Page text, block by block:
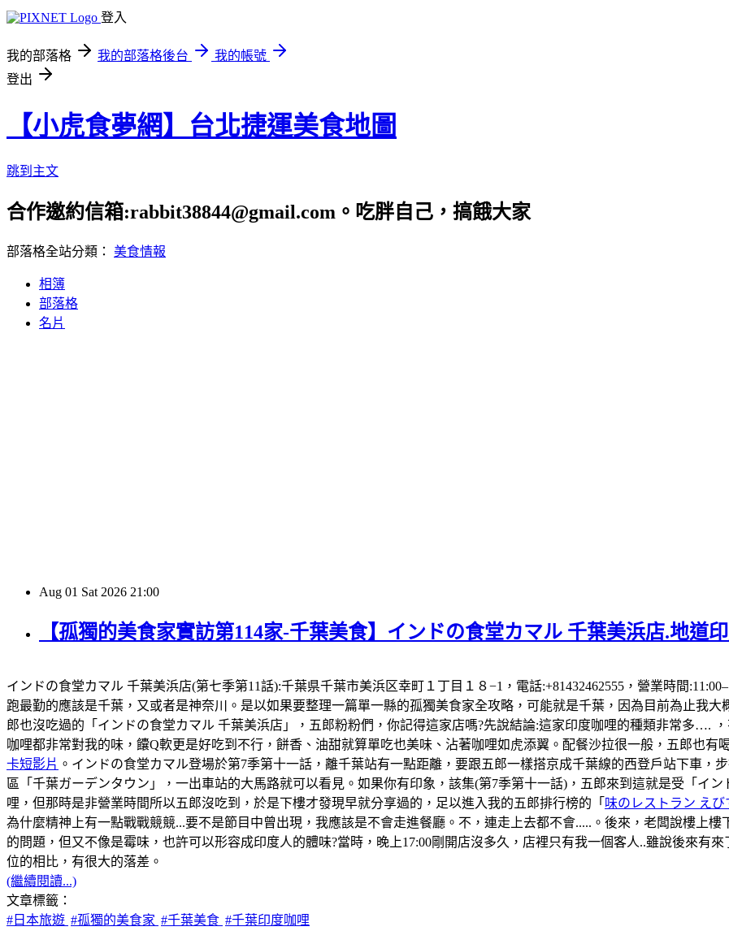
登入
我的部落格 我的部落格後台
我的帳號
登出
【小虎食夢網】台北捷運美食地圖
跳到主文
合作邀約信箱:rabbit38844@gmail.com。吃胖自己，搞餓大家
部落格全站分類： 美食情報
相簿
部落格
名片
Aug 01 Sat 2026 21:00
【孤獨的美食家實訪第114家-千葉美食】インドの食堂カマル 千葉美浜店.地道
インドの食堂カマル 千葉美浜店(第七季第11話):千葉県千葉市美浜区幸町１丁目１８−1，電話:+81432462555，營業時間
跑最勤的應該是千葉，又或者是神奈川。是以如果要整理一篇單一縣的孤獨美食家全攻略，可能就是千葉，因為目前為止我
郎也沒吃過的「インドの食堂カマル 千葉美浜店」，五郎粉粉們，你記得這家店嗎?先說結論:這家印度咖哩的種類非常多….
咖哩都非常對我的味，饢Q軟更是好吃到不行，餅香、油甜就算單吃也美味、沾著咖哩如虎添翼。配餐沙拉很一般，五郎也有
卡短影片 。インドの食堂カマル登場於第7季第十一話，離千葉站有一點距離，要跟五郎一樣搭京成千葉線的西登戶站下車，
區「千葉ガーデンタウン」，一出車站的大馬路就可以看見。如果你有印象，該集(第7季第十一話)，五郎來到這就是受「イ
哩，但那時是非營業時間所以五郎沒吃到，於是下樓才發現早就分享過的，足以進入我的五郎排行榜的「 味のレストラン えび
為什麼精神上有一點戰戰競競...要不是節目中曾出現，我應該是不會走進餐廳。不，連走上去都不會.....。後來，老闆說樓上
的問題，但又不像是霉味，也許可以形容成印度人的體味?當時，晚上17:00剛開店沒多久，店裡只有我一個客人..雖說後來有
位的相比，有很大的落差。
(繼續閱讀...)
文章標籤：
#日本旅遊 #孤獨的美食家 #千葉美食 #千葉印度咖哩